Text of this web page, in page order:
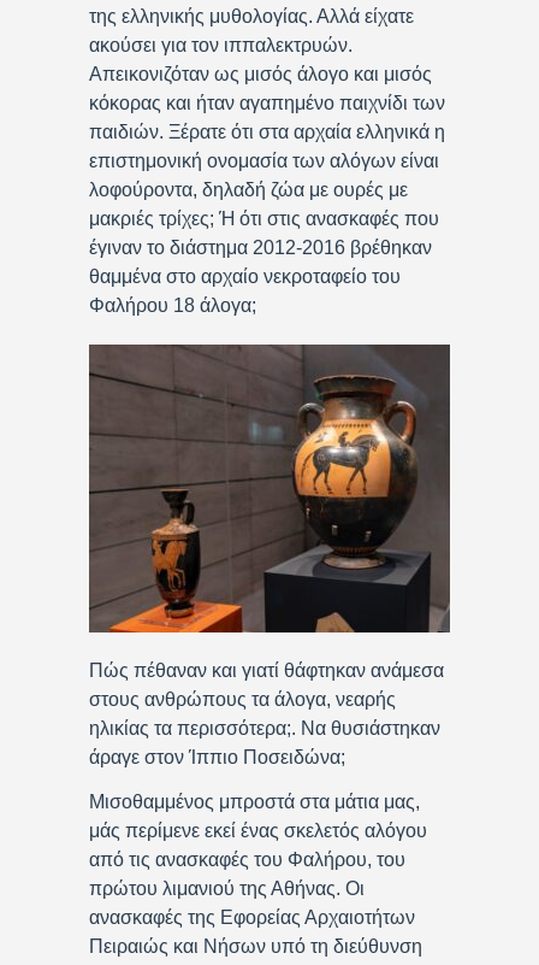
της ελληνικής μυθολογίας. Αλλά είχατε
ακούσει για τον ιππαλεκτρυών.
Απεικονιζόταν ως μισός άλογο και μισός
κόκορας και ήταν αγαπημένο παιχνίδι των
παιδιών. Ξέρατε ότι στα αρχαία ελληνικά η
επιστημονική ονομασία των αλόγων είναι
λοφούροντα, δηλαδή ζώα με ουρές με
μακριές τρίχες; Ή ότι στις ανασκαφές που
έγιναν το διάστημα 2012-2016 βρέθηκαν
θαμμένα στο αρχαίο νεκροταφείο του
Φαλήρου 18 άλογα;
Πώς πέθαναν και γιατί θάφτηκαν ανάμεσα
στους ανθρώπους τα άλογα, νεαρής
ηλικίας τα περισσότερα;. Να θυσιάστηκαν
άραγε στον Ίππιο Ποσειδώνα;
Μισοθαμμένος μπροστά στα μάτια μας,
μάς περίμενε εκεί ένας σκελετός αλόγου
από τις ανασκαφές του Φαλήρου, του
πρώτου λιμανιού της Αθήνας. Οι
ανασκαφές της Εφορείας Αρχαιοτήτων
Πειραιώς και Νήσων υπό τη διεύθυνση